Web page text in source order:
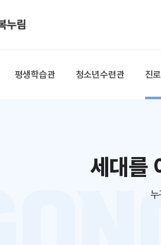
평생학습관 청소년수련관 진
세대를